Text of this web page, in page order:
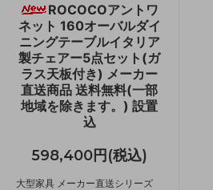
ROCOCOアントワ
ネット 160オーバルダイ
ニングテーブルイタリア
製チェアー5点セット(ガ
ラス天板付き) メーカー
直送商品 送料無料(一部
地域を除きます。) 設置
込
598,400円(税込)
大型家具 メーカー直送シリーズ